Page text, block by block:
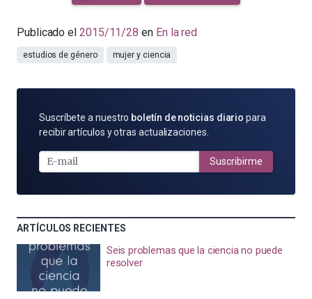
Publicado el 2015/11/28 en En la red
estudios de género mujer y ciencia
SUSCRÍBETE
POR
MAIL
Suscríbete a nuestro boletín de noticias diario para
recibir artículos y otras actualizaciones.
Suscribirme
ARTÍCULOS RECIENTES
Seis problemas que la ciencia no puede
resolver